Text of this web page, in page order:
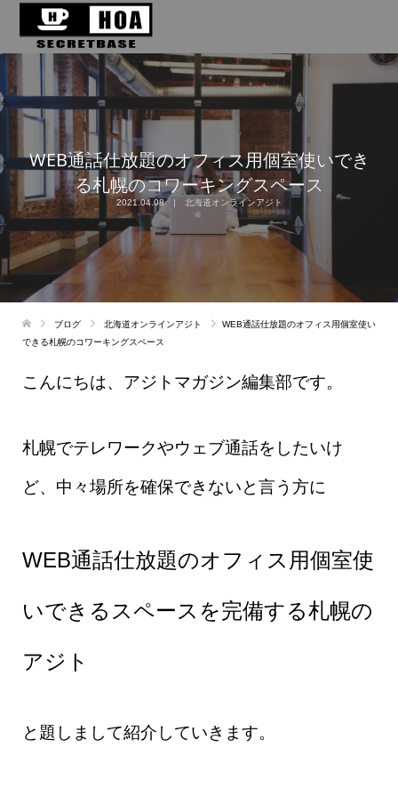
WEB通話仕放題のオフィス用個室使いでき
る札幌のコワーキングスペース
2021.04.08 北海道オンラインアジト
ブログ 北海道オンラインアジト
WEB通話仕放題のオフィス用個室使い
できる札幌のコワーキングスペース
こんにちは、アジトマガジン編集部です。
札幌でテレワークやウェブ通話をしたいけ
ど、中々場所を確保できないと言う方に
WEB通話仕放題のオフィス用個室使
いできるスペースを完備する札幌の
アジト
と題しまして紹介していきます。